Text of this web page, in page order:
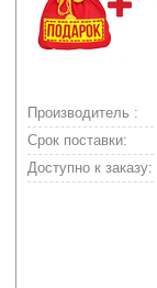
Производитель :
Срок поставки:
Доступно к заказу: